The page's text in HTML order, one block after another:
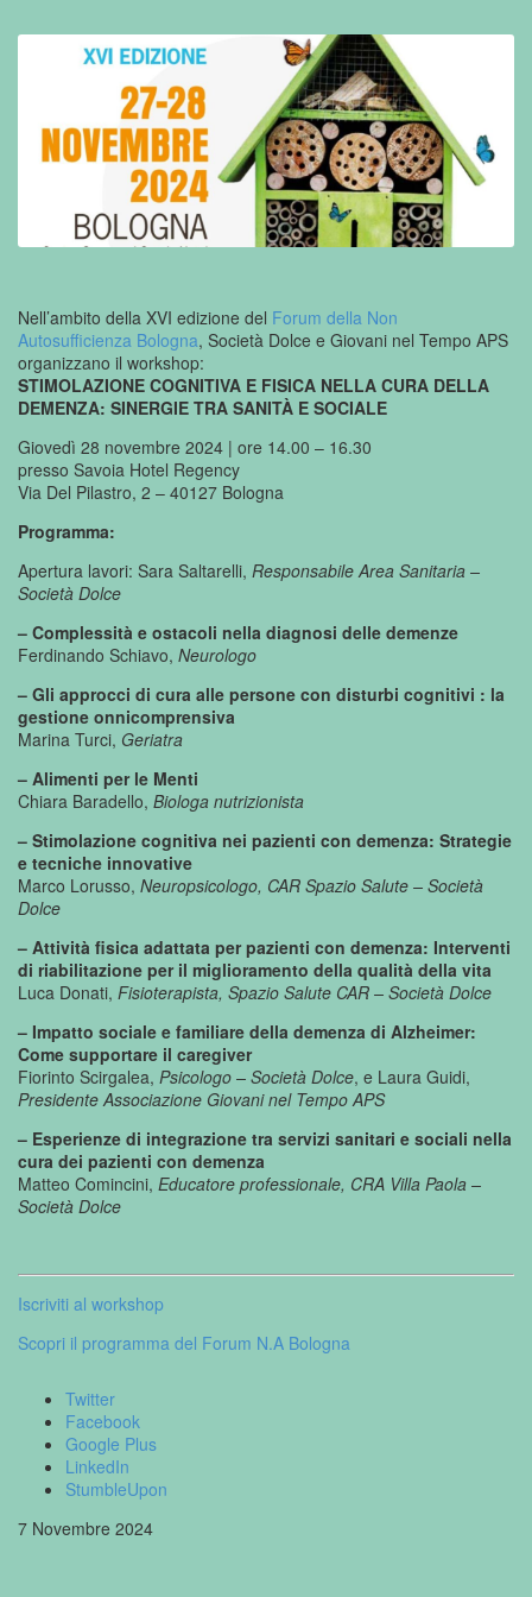
Nell’ambito della XVI edizione del Forum della Non
Autosufficienza Bologna, Società Dolce e Giovani nel Tempo APS
organizzano il workshop:
STIMOLAZIONE COGNITIVA E FISICA NELLA CURA DELLA
DEMENZA: SINERGIE TRA SANITÀ E SOCIALE
Giovedì 28 novembre 2024 | ore 14.00 – 16.30
presso Savoia Hotel Regency
Via Del Pilastro, 2 – 40127 Bologna
Programma:
Apertura lavori: Sara Saltarelli, Responsabile Area Sanitaria –
Società Dolce
– Complessità e ostacoli nella diagnosi delle demenze
Ferdinando Schiavo, Neurologo
– Gli approcci di cura alle persone con disturbi cognitivi : la
gestione onnicomprensiva
Marina Turci, Geriatra
– Alimenti per le Menti
Chiara Baradello, Biologa nutrizionista
– Stimolazione cognitiva nei pazienti con demenza: Strategie
e tecniche innovative
Marco Lorusso, Neuropsicologo, CAR Spazio Salute – Società
Dolce
– Attività fisica adattata per pazienti con demenza: Interventi
di riabilitazione per il miglioramento della qualità della vita
Luca Donati, Fisioterapista, Spazio Salute CAR – Società Dolce
– Impatto sociale e familiare della demenza di Alzheimer:
Come supportare il caregiver
Fiorinto Scirgalea, Psicologo – Società Dolce, e Laura Guidi,
Presidente Associazione Giovani nel Tempo APS
– Esperienze di integrazione tra servizi sanitari e sociali nella
cura dei pazienti con demenza
Matteo Comincini, Educatore professionale, CRA Villa Paola –
Società Dolce
Iscriviti al workshop
Scopri il programma del Forum N.A Bologna
Twitter
Facebook
Google Plus
LinkedIn
StumbleUpon
7 Novembre 2024